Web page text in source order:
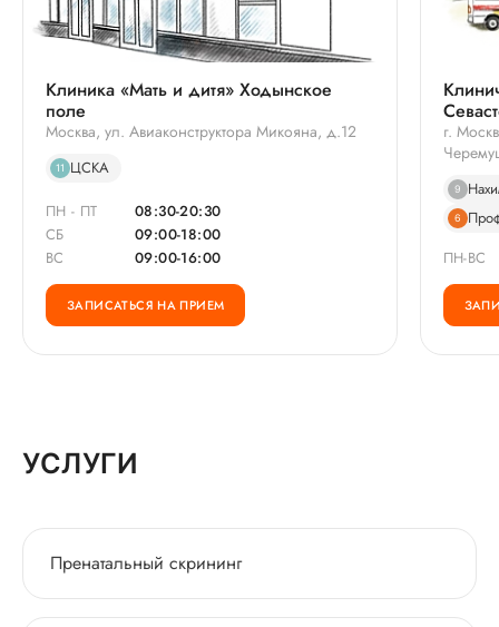
Клиника «Мать и дитя» Ходынское
поле
Москва, ул. Авиаконструктора Микояна, д.12
11 ЦСКА
ПН - ПТ
08:30-20:30
СБ
09:00-18:00
ВС
09:00-16:00
ЗАПИСАТЬСЯ НА ПРИЕМ
г.
9
6
ПН-ВС
УСЛУГИ
Пренатальный скрининг